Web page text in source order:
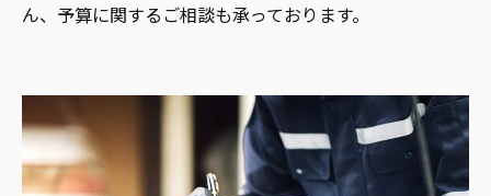
ん、予算に関するご相談も承っております。